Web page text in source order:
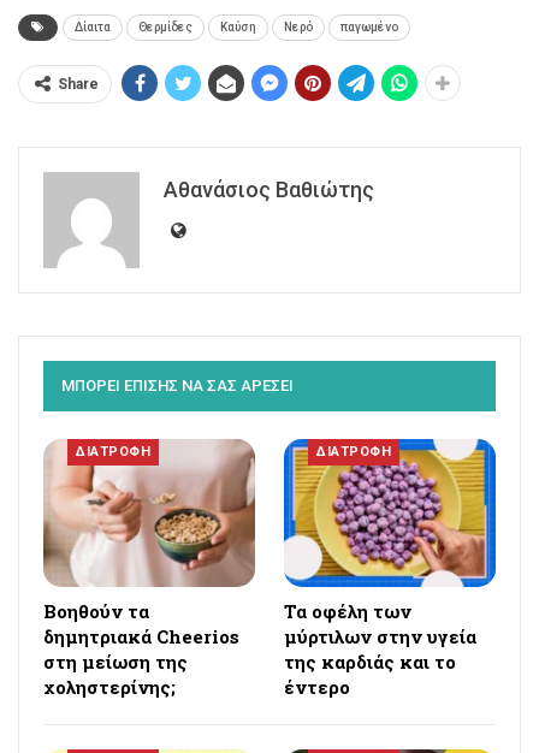
Δίαιτα Θερμίδες Καύση Νερό παγωμένο
Share
Αθανάσιος Βαθιώτης
ΜΠΟΡΕΙ ΕΠΙΣΗΣ ΝΑ ΣΑΣ ΑΡΕΣΕΙ
ΔΙΑΤΡΟΦΗ
Βοηθούν τα
δημητριακά Cheerios
στη μείωση της
χοληστερίνης;
ΔΙΑΤΡΟΦΗ
Τα οφέλη των
μύρτιλων στην υγεία
της καρδιάς και το
έντερο